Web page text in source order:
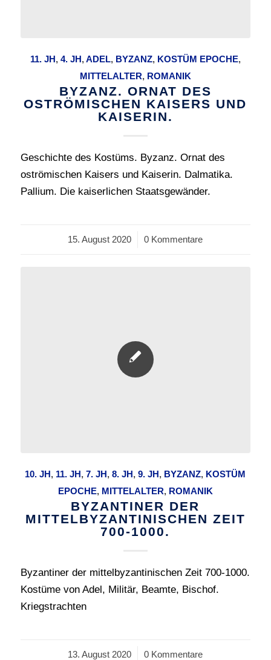
11. JH, 4. JH,ADEL, BYZANZ, KOSTÜM EPOCHE,
MITTELALTER, ROMANIK
BYZANZ. ORNAT DES
OSTRÖMISCHEN KAISERS UND
KAISERIN.
Geschichte des Kostüms. Byzanz. Ornat des
oströmischen Kaisers und Kaiserin. Dalmatika.
Pallium. Die kaiserlichen Staatsgewänder.
15. August 2020
/ 0 Kommentare
10. JH, 11. JH,7. JH,8. JH,9. JH, BYZANZ, KOSTÜM
EPOCHE, MITTELALTER, ROMANIK
BYZANTINER DER
MITTELBYZANTINISCHEN ZEIT
700-1000.
Byzantiner der mittelbyzantinischen Zeit 700-1000.
Kostüme von Adel, Militär, Beamte, Bischof.
Kriegstrachten
13. August 2020
/ 0 Kommentare